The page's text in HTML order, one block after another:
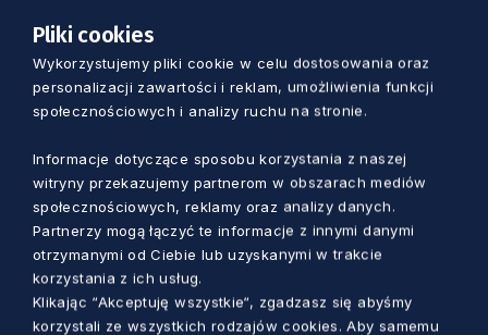
TURYSTYKA I SPORT
Pomorskie stawia na dobrego konia.
siodle
Piotr Pałkowski 1 rok temu
Pliki cookies
Wykorzystujemy pliki cookie w celu dostosowania oraz
personalizacji zawartości i reklam, umożliwienia funkcji
społecznościowych i analizy ruchu na stronie.
Informacje dotyczące sposobu korzystania z naszej
witryny przekazujemy partnerom w obszarach mediów
społecznościowych, reklamy oraz analizy danych.
Partnerzy mogą łączyć te informacje z innymi danymi
otrzymanymi od Ciebie lub uzyskanymi w trakcie
korzystania z ich usług.
Klikając “Akceptuję wszystkie“, zgadzasz się abyśmy
korzystali ze wszystkich rodzajów cookies. Aby samemu